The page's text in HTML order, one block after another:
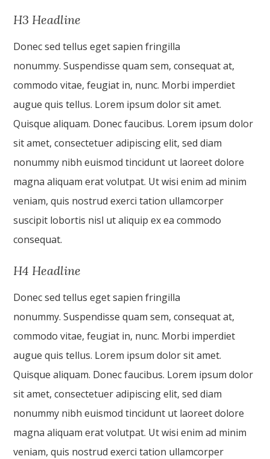
H3 Headline
Donec sed tellus eget sapien fringilla
nonummy. Suspendisse quam sem, consequat at,
commodo vitae, feugiat in, nunc. Morbi imperdiet
augue quis tellus. Lorem ipsum dolor sit amet.
Quisque aliquam. Donec faucibus. Lorem ipsum dolor
sit amet, consectetuer adipiscing elit, sed diam
nonummy nibh euismod tincidunt ut laoreet dolore
magna aliquam erat volutpat. Ut wisi enim ad minim
veniam, quis nostrud exerci tation ullamcorper
suscipit lobortis nisl ut aliquip ex ea commodo
consequat.
H4 Headline
Donec sed tellus eget sapien fringilla
nonummy. Suspendisse quam sem, consequat at,
commodo vitae, feugiat in, nunc. Morbi imperdiet
augue quis tellus. Lorem ipsum dolor sit amet.
Quisque aliquam. Donec faucibus. Lorem ipsum dolor
sit amet, consectetuer adipiscing elit, sed diam
nonummy nibh euismod tincidunt ut laoreet dolore
magna aliquam erat volutpat. Ut wisi enim ad minim
veniam, quis nostrud exerci tation ullamcorper